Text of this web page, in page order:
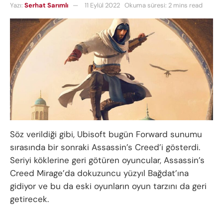
Yazı: Serhat Sarımlı 11 Eylül 2022 Okuma süresi: 2 mins read
Söz verildiği gibi, Ubisoft bugün Forward sunumu
sırasında bir sonraki Assassin’s Creed’i gösterdi.
Seriyi köklerine geri götüren oyuncular, Assassin’s
Creed Mirage’da dokuzuncu yüzyıl Bağdat’ına
gidiyor ve bu da eski oyunların oyun tarzını da geri
getirecek.